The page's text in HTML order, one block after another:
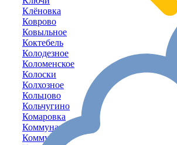
Клёновка
Коврово
Ковыльное
Коктебель
Колодезное
Коломенское
Колоски
Колхозное
Кольцово
Кольчугино
Комаровка
Коммунарное
Коммунары